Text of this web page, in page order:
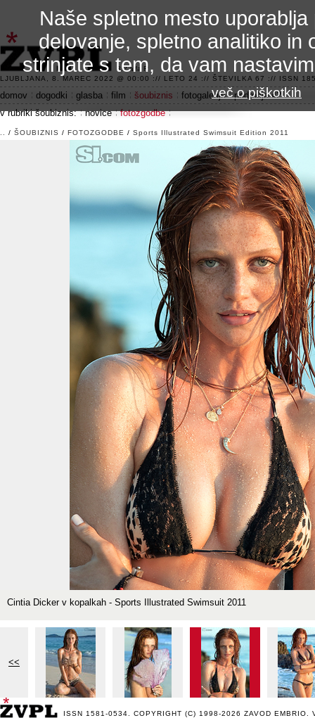
3.2 alfa R
LJUBLJANA, 8. MAREC 2022 @ 00:00 :// LETO 24 :// ŠTEVILKA 67 :// ISSN
domov dogodki glasba film šoubiznis fotogalerije
področje 42
v rubriki šoubiznis:
novice fotozgodbe
/ ŠOUBIZNIS / FOTOZGODBE / Sports Illustrated Swimsuit Edition 2011
Cintia Dicker v kopalkah - Sports Illustrated Swimsuit 2011
<<
ISSN 1581-0534. COPYRIGHT (C) 1998-2026 ZAVOD EMBRIO .
Naše spletno mesto
delovanje, spletno analitiko in
strinjate s tem, da vam
več o piškotkih